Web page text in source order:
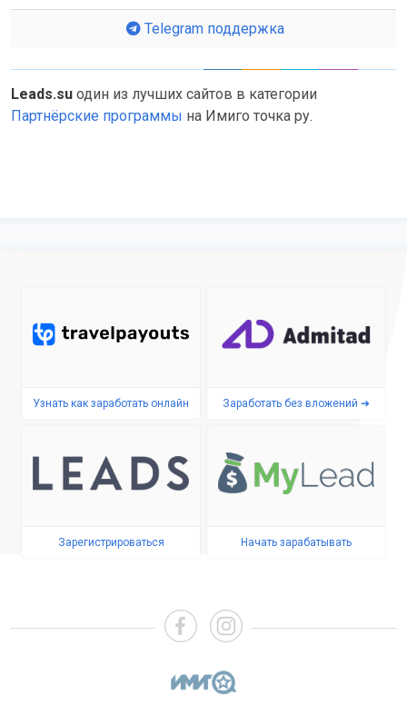
Telegram поддержка
Leads.su один из лучших сайтов в категории
Партнёрские программы на Имиго точка ру.
Узнать как заработать онлайн Заработать без вложений ➜
Зарегистрироваться Начать зарабатывать